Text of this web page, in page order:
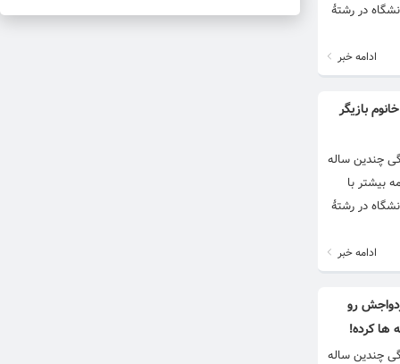
است و در دانشگاه در رشتهٔ
ادامه خبر
بازیگر
چندین ساله
ادامه بیشتر با
است و در دانشگاه در رشتهٔ
ادامه خبر
رو
ها کرده!
چندین ساله